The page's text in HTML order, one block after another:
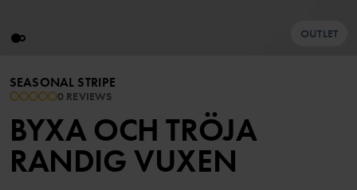
OUTLET
SEASONAL STRIPE
0 REVIEWS
BYXA OCH TRÖJA
RANDIG VUXEN